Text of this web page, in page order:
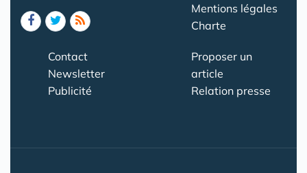
Mentions légales
Charte
Contact
Newsletter
Publicité
Proposer un
article
Relation presse